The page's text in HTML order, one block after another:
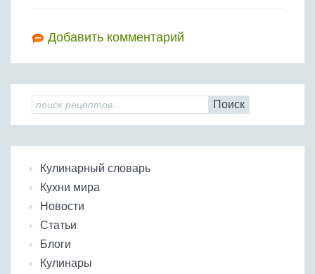
Добавить комментарий
Поиск
Кулинарный словарь
Кухни мира
Новости
Статьи
Блоги
Кулинары